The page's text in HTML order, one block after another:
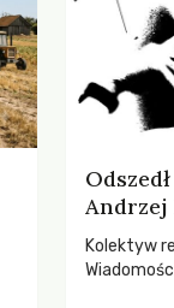
Andrzej
Kolektyw